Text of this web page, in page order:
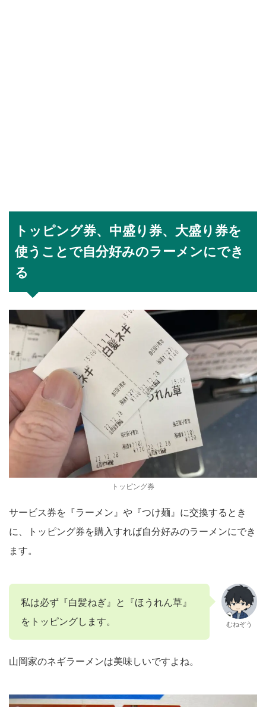
トッピング券、中盛り券、大盛り券を
使うことで自分好みのラーメンにでき
る
トッピング券
サービス券を『ラーメン』や『つけ麺』に交換するとき
に、トッピング券を購入すれば自分好みのラーメンにでき
ます。
私は必ず『白髪ねぎ』と『ほうれん草』
をトッピングします。
むねぞう
山岡家のネギラーメンは美味しいですよね。